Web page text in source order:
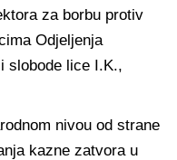
za borbu protiv
Odjeljenja
slobode lice I.K.,
nivou od strane
kazne zatvora u